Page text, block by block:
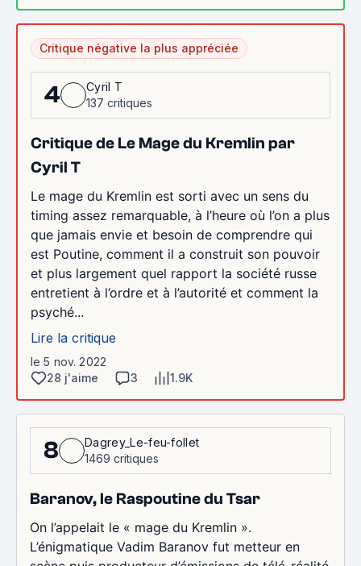
Critique négative la plus appréciée
4
Cyril T
137 critiques
Critique de Le Mage du Kremlin par
Cyril T
Le mage du Kremlin est sorti avec un sens du
timing assez remarquable, à l’heure où l’on a plus
que jamais envie et besoin de comprendre qui
est Poutine, comment il a construit son pouvoir
et plus largement quel rapport la société russe
entretient à l’ordre et à l’autorité et comment la
psyché...
Lire la critique
le 5 nov. 2022
28 j'aime
3 1.9K
8
Dagrey_Le-feu-follet
1469 critiques
Baranov, le Raspoutine du Tsar
On l’appelait le « mage du Kremlin ».
L’énigmatique Vadim Baranov fut metteur en